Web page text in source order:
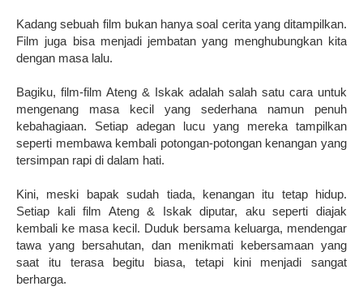
Kadang sebuah film bukan hanya soal cerita yang ditampilkan.
Film juga bisa menjadi jembatan yang menghubungkan kita
dengan masa lalu.
Bagiku, film-film Ateng & Iskak adalah salah satu cara untuk
mengenang masa kecil yang sederhana namun penuh
kebahagiaan. Setiap adegan lucu yang mereka tampilkan
seperti membawa kembali potongan-potongan kenangan yang
tersimpan rapi di dalam hati.
Kini, meski bapak sudah tiada, kenangan itu tetap hidup.
Setiap kali film Ateng & Iskak diputar, aku seperti diajak
kembali ke masa kecil. Duduk bersama keluarga, mendengar
tawa yang bersahutan, dan menikmati kebersamaan yang
saat itu terasa begitu biasa, tetapi kini menjadi sangat
berharga.